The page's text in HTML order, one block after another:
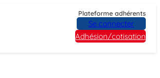
Plateforme adhérents
Se connecter
Adhésion/cotisation